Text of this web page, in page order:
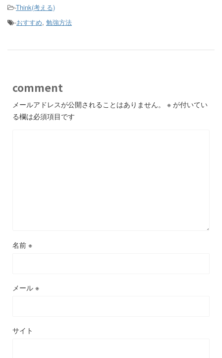
-Think(考える)
-おすすめ, 勉強方法
comment
メールアドレスが公開されることはありません。 ※ が付いてい
る欄は必須項目です
名前 ※
メール ※
サイト